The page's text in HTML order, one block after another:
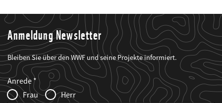
Anmeldung Newsletter
Bleiben Sie über den WWF und seine Projekte informiert.
Web2Case
Infofelder
Fieldset
anrede_name
Anrede
Frau
Herr